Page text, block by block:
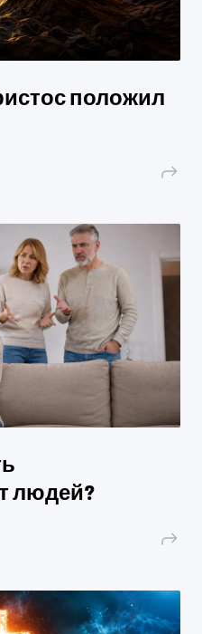
положил
людей?